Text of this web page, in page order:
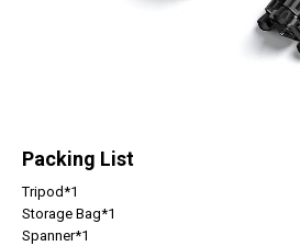
Packing List
Tripod*1
Storage Bag*1
Spanner*1